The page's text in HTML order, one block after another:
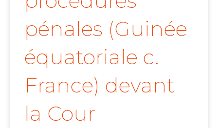
pénales (Guinée
équatoriale c.
France) devant
la Cour